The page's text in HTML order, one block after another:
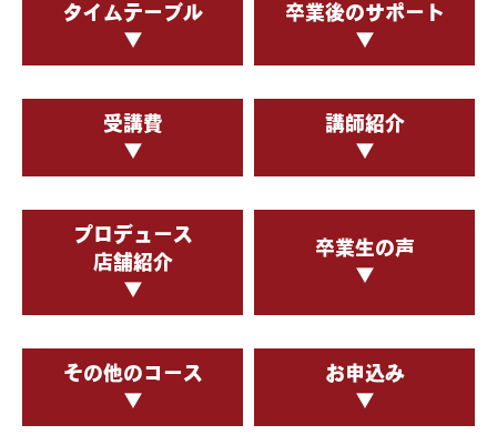
2025.12.21
2026年3月のFirstコースのお申込みを締め切り
2025.11.21
2026年2月のFirstコースのお申込みを締め切り
2025.11.8 ニュース
2026年度のラーメン学校各コースの開催日を
公開しました。
2025.11.8 ニュース
卒業生の店舗「トリコ食堂」が「TRYラーメ
ン大賞新店部門」を受賞しました。
タイムテーブル
▼
卒業後のサポート
▼
受講費
▼
講師紹介
▼
プロデュース
店舗紹介
▼
卒業生の声
▼
その他のコース
▼
お申込み
▼